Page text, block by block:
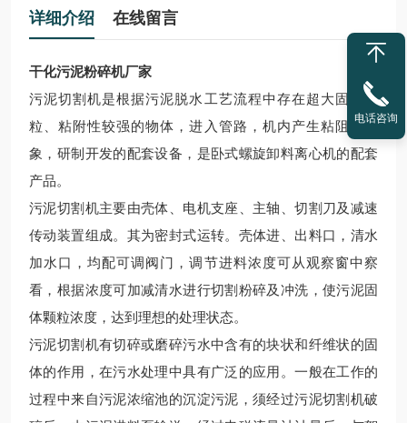
详细介绍 在线留言
干化污泥粉碎机厂家
污泥切割机是根据污泥脱水工艺流程中存在超大固体颗
粒、粘附性较强的物体，进入管路，机内产生粘阻等现
象，研制开发的配套设备，是卧式螺旋卸料离心机的配套
产品。
污泥切割机主要由壳体、电机支座、主轴、切割刀及减速
传动装置组成。其为密封式运转。壳体进、出料口，清水
加水口，均配可调阀门，调节进料浓度可从观察窗中察
看，根据浓度可加减清水进行切割粉碎及冲洗，使污泥固
体颗粒浓度，达到理想的处理状态。
污泥切割机有切碎或磨碎污水中含有的块状和纤维状的固
体的作用，在污水处理中具有广泛的应用。一般在工作的
过程中来自污泥浓缩池的沉淀污泥，须经过污泥切割机破
电话咨询